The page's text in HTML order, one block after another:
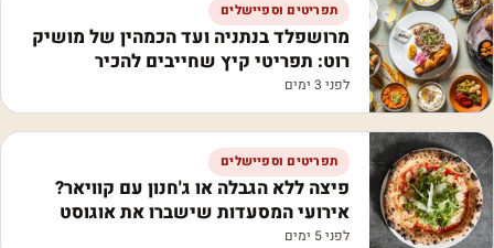
תפריטים וספיישלים
מרושפלד בנתניה ועד הכמהין של מושיק
רוט: תפריטי קיץ שחייבים להכיר
לפני 3 ימים
תפריטים וספיישלים
פיצה ללא הגבלה או ג'חנון עם קוויאר?
אירועי המסעדות שישברו את אוגוסט
לפני 5 ימים